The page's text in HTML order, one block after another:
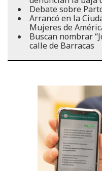
Debate sobre
Arrancó en la
Mujeres de
Buscan nombrar
calle de Barracas